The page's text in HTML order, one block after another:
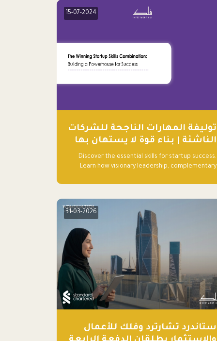
15-07-2024
توليفة المهارات الناجحة للشركات
الناشئة | بناء قوة لا يستهان بها
Discover the essential skills for startup success.
Learn how visionary leadership, complementary
powerhouse at Falak.sa. Join our community and
31-03-2026
ستاندرد تشارترد وفلك للأعمال